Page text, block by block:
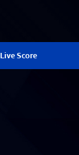
Live Score